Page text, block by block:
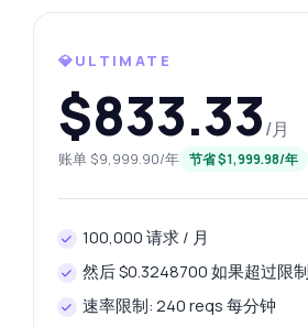
💎ULTIMATE
$833.33/月
账单 $9,999.90/年 节省 $1,999.98/年
100,000 请求 / 月
然后 $0.3248700 如果超过限
速率限制: 240 reqs 每分钟